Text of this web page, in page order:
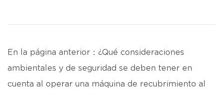
En la página anterior：¿Qué consideraciones
ambientales y de seguridad se deben tener en
cuenta al operar una máquina de recubrimiento al